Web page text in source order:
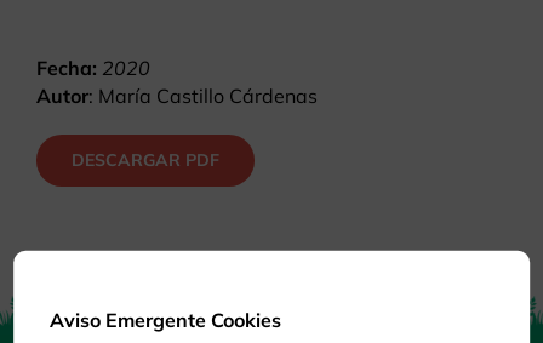
Fecha: 2020
Autor: María Castillo Cárdenas
DESCARGAR PDF
Aviso Emergente Cookies